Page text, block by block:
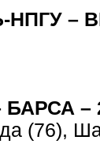
–
–
(76),